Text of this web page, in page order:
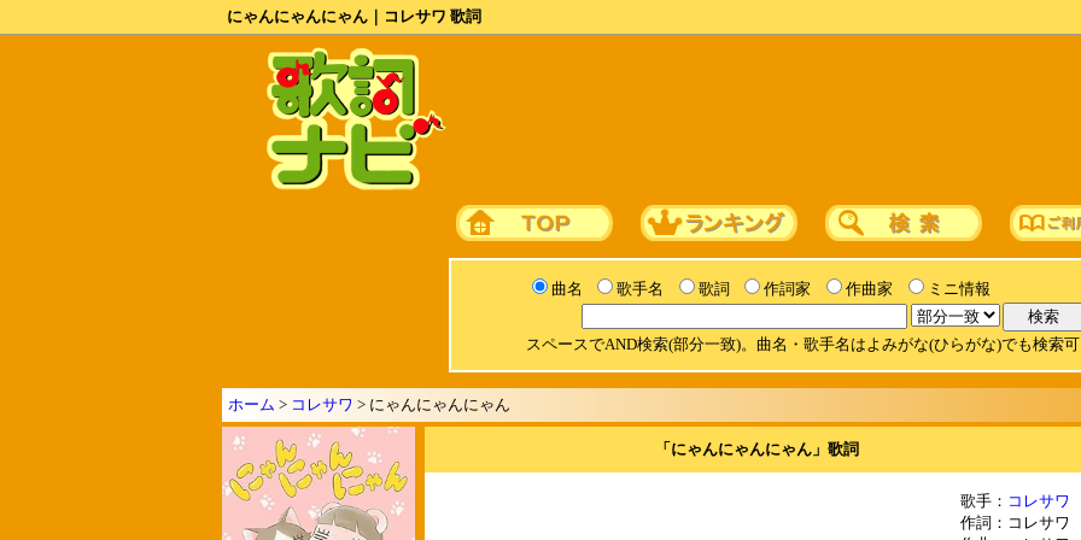
にゃんにゃんにゃん｜コレサワ 歌詞
曲名 歌手名 歌詞 作詞家 作曲家 ミニ情報
スペースでAND検索(部分一致)。曲名・歌手名はよみがな(ひらがな)でも検索
ホーム > コレサワ > にゃんにゃんにゃん
「にゃんにゃんにゃん」歌詞
歌手： コレサワ
作詞：コレサワ